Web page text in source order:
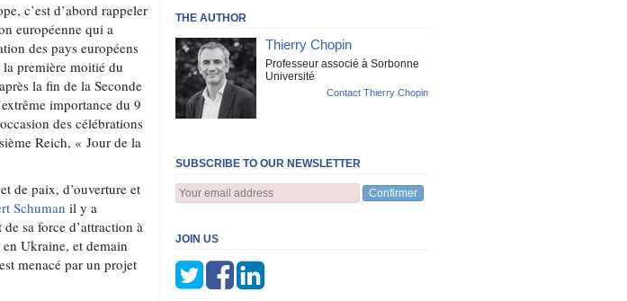
c’est d’abord rappeler
européenne qui a
des pays européens
première moitié du
la fin de la Seconde
importance du 9
des célébrations
Reich, « Jour de la
de paix, d’ouverture et
Schuman il y a
sa force d’attraction à
Ukraine, et demain
menacé par un projet
THE AUTHOR
Thierry Chopin
Professeur associé à Sorbonne
Université
Contact Thierry Chopin
SUBSCRIBE TO OUR NEWSLETTER
Confirmer
JOIN US